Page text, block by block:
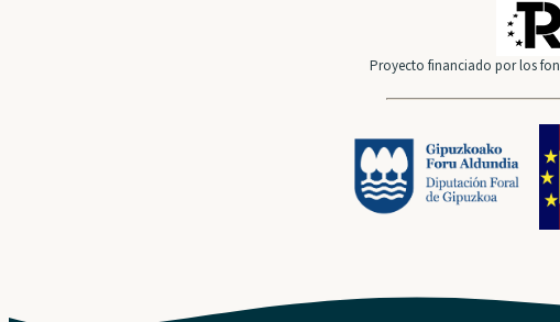
Proyecto financiado por los